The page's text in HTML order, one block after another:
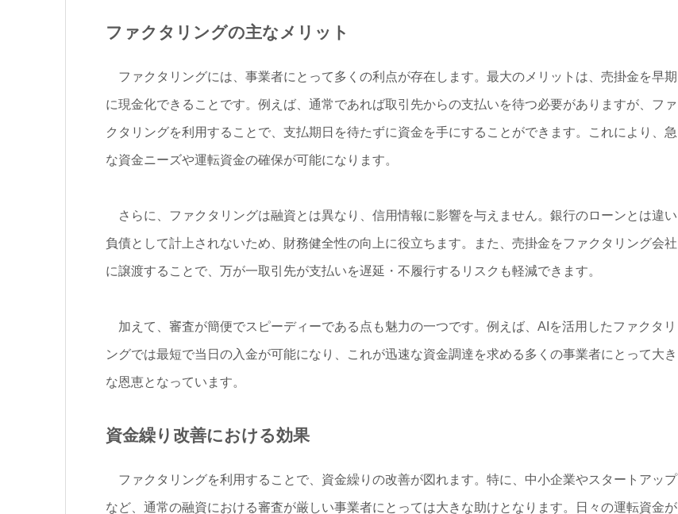
ファクタリングの主なメリット
ファクタリングには、事業者にとって多くの利点が存在します。最大のメリットは、売掛金を早期
に現金化できることです。例えば、通常であれば取引先からの支払いを待つ必要がありますが、ファ
クタリングを利用することで、支払期日を待たずに資金を手にすることができます。これにより、急
な資金ニーズや運転資金の確保が可能になります。
さらに、ファクタリングは融資とは異なり、信用情報に影響を与えません。銀行のローンとは違い
負債として計上されないため、財務健全性の向上に役立ちます。また、売掛金をファクタリング会社
に譲渡することで、万が一取引先が支払いを遅延・不履行するリスクも軽減できます。
加えて、審査が簡便でスピーディーである点も魅力の一つです。例えば、AIを活用したファクタリ
ングでは最短で当日の入金が可能になり、これが迅速な資金調達を求める多くの事業者にとって大き
な恩恵となっています。
資金繰り改善における効果
ファクタリングを利用することで、資金繰りの改善が図れます。特に、中小企業やスタートアップ
など、通常の融資における審査が厳しい事業者にとっては大きな助けとなります。日々の運転資金が